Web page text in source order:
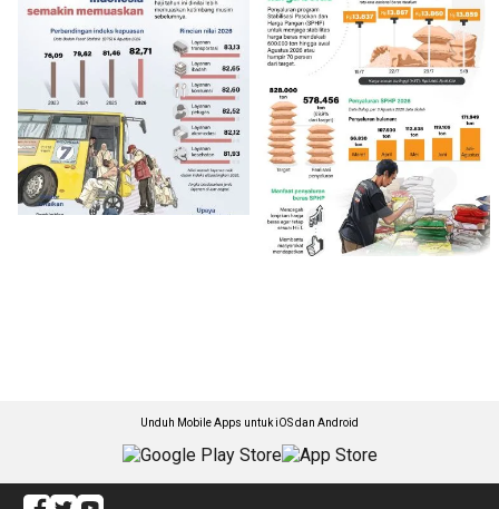
Unduh Mobile Apps untuk iOS dan Android